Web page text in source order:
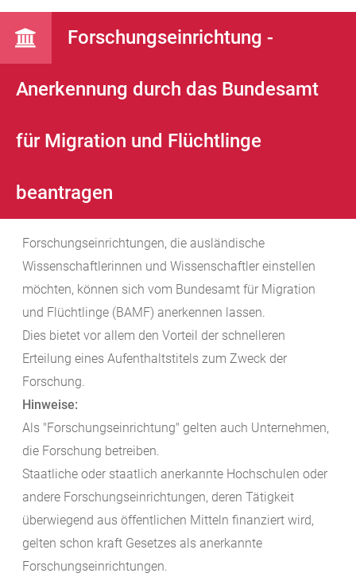
Forschungseinrichtung -
Anerkennung durch das Bundesamt
für Migration und Flüchtlinge
beantragen
Forschungseinrichtungen, die ausländische
Wissenschaftlerinnen und Wissenschaftler einstellen
möchten, können sich vom Bundesamt für Migration
und Flüchtlinge (BAMF) anerkennen lassen.
Dies bietet vor allem den Vorteil der schnelleren
Erteilung eines Aufenthaltstitels zum Zweck der
Forschung.
Hinweise:
Als "Forschungseinrichtung" gelten auch Unternehmen,
die Forschung betreiben.
Staatliche oder staatlich anerkannte Hochschulen oder
andere Forschungseinrichtungen, deren Tätigkeit
überwiegend aus öffentlichen Mitteln finanziert wird,
gelten schon kraft Gesetzes als anerkannte
Forschungseinrichtungen.